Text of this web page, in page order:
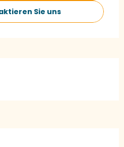
Sie uns